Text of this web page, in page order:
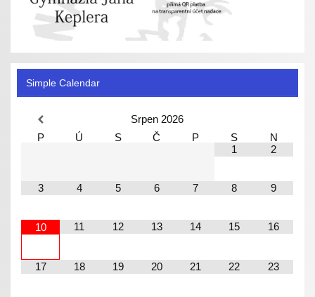
Simple Calendar
Srpen 2026
P
Ú S Č P S
N
1
2
3 4 5 6 7 8 9
10 11 12 13 14 15 16
17 18 19 20 21 22 23